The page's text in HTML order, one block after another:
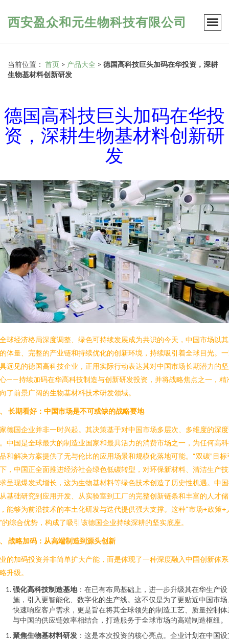
西安盈众和元生物科技有限公司
当前位置： 首页 > 产品大全 > 德国高科技巨头加码在华投资，深耕
生物基材料创新研发
德国高科技巨头加码在华投
资，深耕生物基材料创新研
发
球经济格局深度调整、绿色可持续发展成为共识的今天，中国市场以
体量、完整的产业链和持续优化的创新环境，持续吸引着全球目光。
远见的德国高科技企业，正用实际行动表达其对中国市场长期潜力的
——持续加码在华高科技制造与创新研发投资，并将战略焦点之一，精
了前景广阔的生物基材料技术研发领域。
长期看好：中国市场是不可或缺的战略要地
德国企业并非一时兴起。其决策基于对中国市场多层次、多维度的深
中国是全球最大的制造业国家和最具活力的消费市场之一，为任何高
和解决方案提供了无与伦比的应用场景和规模化落地可能。“双碳”目标
，中国正全面推进经济社会绿色低碳转型，对环保新材料、清洁生产
呈现爆发式增长，这为生物基材料等绿色技术创造了历史性机遇。中
基础研究到应用开发、从实验室到工厂的完整创新链条和丰富的人才储
能够为前沿技术的本土化研发与迭代提供强大支撑。这种“市场+政策+
的综合优势，构成了吸引该德国企业持续深耕的坚实底座。
战略加码：从高端制造到源头创新
的加码投资并非简单扩大产能，而是体现了一种深度融入中国创新体
升级。
强化高科技制造基地：在已有布局基础上，进一步升级其在华生产设
施，引入更智能化、数字化的生产线。这不仅是为了更贴近中国市场
快速响应客户需求，更是旨在将其全球领先的制造工艺、质量控制体
与中国的供应链效率相结合，打造服务于全球市场的高端制造枢纽。
聚焦生物基材料研发 ：这是本次投资的核心亮点。企业计划在中国